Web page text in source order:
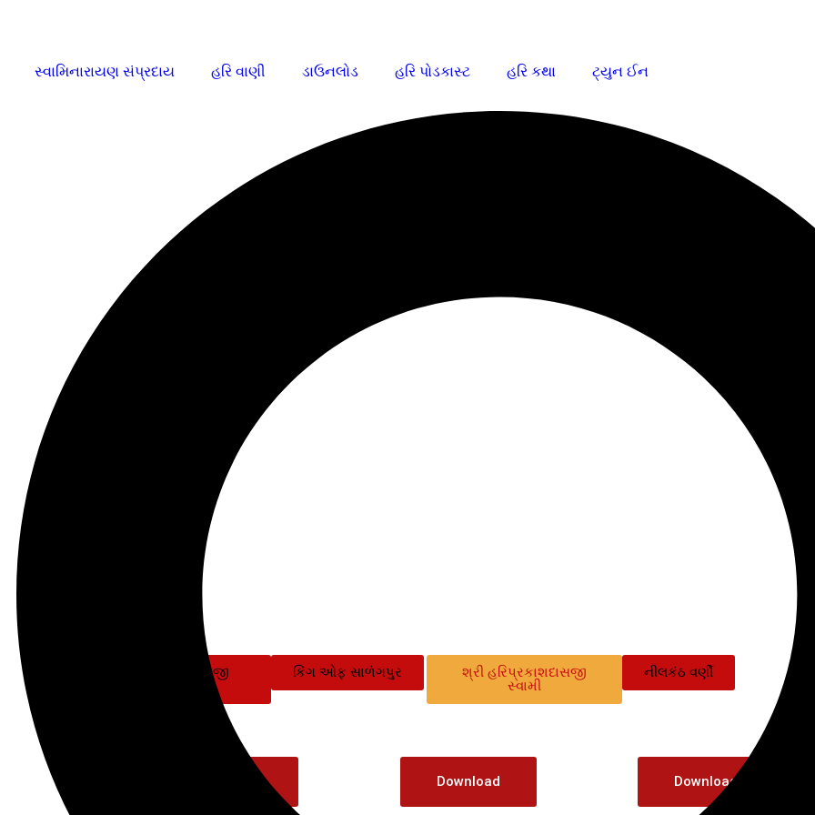
સ્વામિનારાયણ સંપ્રદાય હરિ વાણી ડાઉનલોડ હરિ પોડકાસ્ટ હરિ કથા ટ્યુન ઈન
ડેસ્કટોપ વ્યુ –
શ્રી હનુમાનજી
કિંગ ઓફ સાળંગપુર
શ્રી હરિપ્રકાશદાસજી
સ્વામી
નીલકંઠ વર્ણી
Download Download